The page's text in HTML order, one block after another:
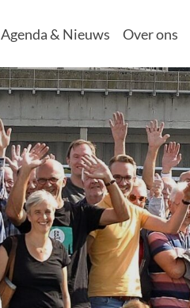
Agenda & Nieuws Over ons